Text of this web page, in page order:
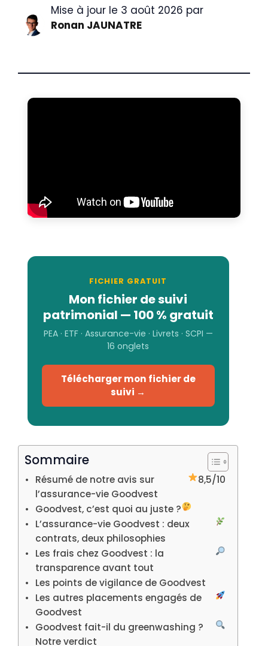
Mise à jour le 3 août 2026 par
Ronan JAUNATRE
FICHIER GRATUIT
Mon fichier de suivi
patrimonial — 100 % gratuit
PEA · ETF · Assurance-vie · Livrets · SCPI —
16 onglets
Télécharger mon fichier de
suivi →
Sommaire
Résumé de notre avis sur
l’assurance-vie Goodvest
8,5/10
Goodvest, c’est quoi au juste ?
L’assurance-vie Goodvest : deux
contrats, deux philosophies
Les frais chez Goodvest : la
transparence avant tout
Les points de vigilance de Goodvest
Les autres placements engagés de
Goodvest
Goodvest fait-il du greenwashing ?
Notre verdict